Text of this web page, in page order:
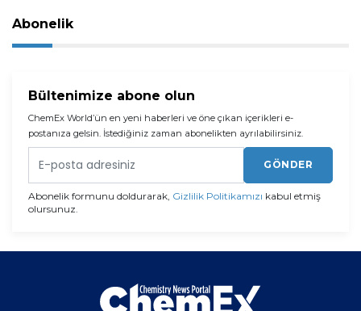
Abonelik
Bültenimize abone olun
ChemEx World’ün en yeni haberleri ve öne çıkan içerikleri e-
postanıza gelsin. İstediğiniz zaman abonelikten ayrılabilirsiniz.
GÖNDER
Abonelik formunu doldurarak, Gizlilik Politikamızı kabul etmiş
olursunuz.